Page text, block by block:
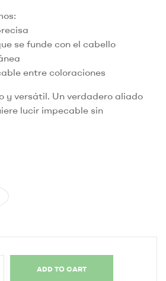
se funde con el cabello
entre coloraciones
y versátil. Un verdadero aliado
lucir impecable sin
ADD TO CART